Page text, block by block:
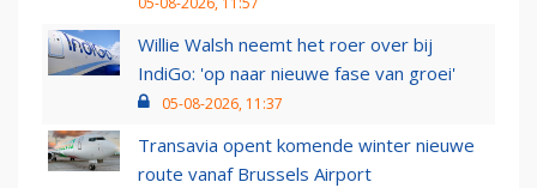
Willie Walsh neemt het roer over bij
IndiGo: 'op naar nieuwe fase van groei'
05-08-2026, 11:37
Transavia opent komende winter nieuwe
route vanaf Brussels Airport